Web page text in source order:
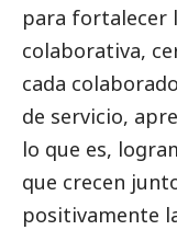
para fortalecer
colaborativa,
cada
de servicio,
lo que es,
que crecen
positivamente